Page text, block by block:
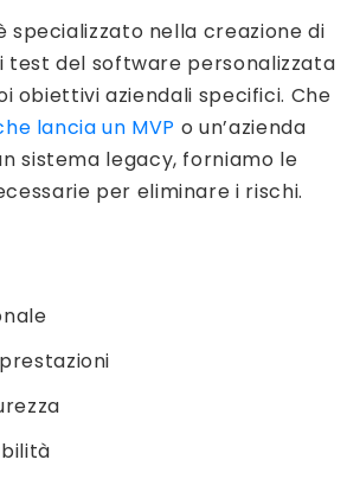
specializzato nella creazione di
test del software personalizzata
obiettivi aziendali specifici. Che
lancia un MVP o un’azienda
sistema legacy, forniamo le
per eliminare i rischi.